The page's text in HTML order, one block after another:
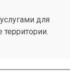
для